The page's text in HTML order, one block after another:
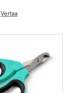
Vertaa